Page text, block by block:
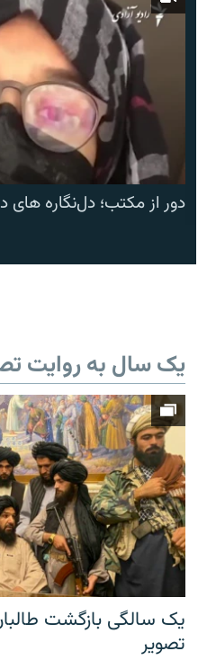
دور از مکتب؛ دل‌نگاره های
یک سال به روایت
یک سالگی بازگشت
تصویر